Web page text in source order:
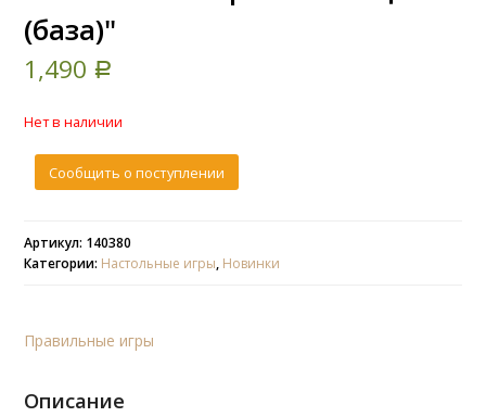
(база)"
1,490 Р
Нет в наличии
Сообщить о поступлении
Артикул: 140380
Категории: Настольные игры, Новинки
Правильные игры
Описание